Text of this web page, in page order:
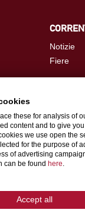
Notizie
Fiere
these for analysis of
content and to give
we use open the
for the purpose of
of advertising
can be found here.
Accept all